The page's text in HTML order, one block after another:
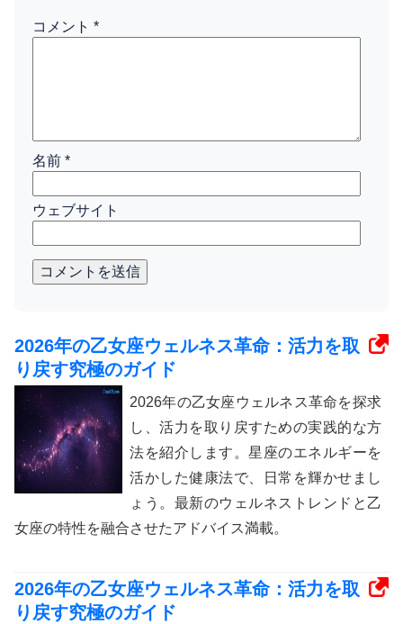
コメント *
名前 *
ウェブサイト
コメントを送信
2026年の乙女座ウェルネス革命：活力を取
り戻す究極のガイド
2026年の乙女座ウェルネス革命を探求
し、活力を取り戻すための実践的な方
法を紹介します。星座のエネルギーを
活かした健康法で、日常を輝かせまし
ょう。最新のウェルネストレンドと乙
女座の特性を融合させたアドバイス満載。
2026年の乙女座ウェルネス革命：活力を取
り戻す究極のガイド